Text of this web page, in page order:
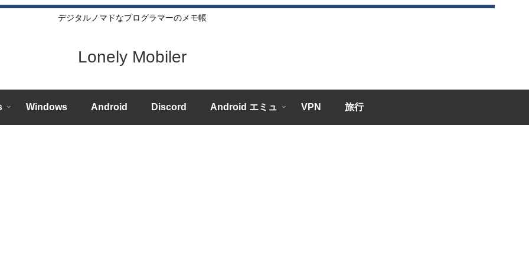
デジタルノマドなプログラマーのメモ帳
Lonely Mobiler
Windows Android Discord Android エミュ VPN 旅行